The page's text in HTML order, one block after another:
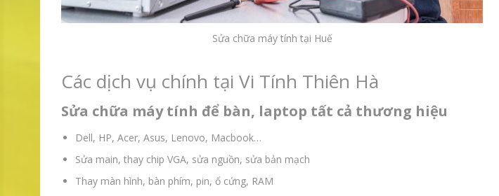
Sửa chữa máy tính tại Huế
Các dịch vụ chính tại Vi Tính Thiên Hà
Sửa chữa máy tính để bàn, laptop tất cả thương hiệu
Dell, HP, Acer, Asus, Lenovo, Macbook…
Sửa main, thay chip VGA, sửa nguồn, sửa bản mạch
Thay màn hình, bàn phím, pin, ổ cứng, RAM